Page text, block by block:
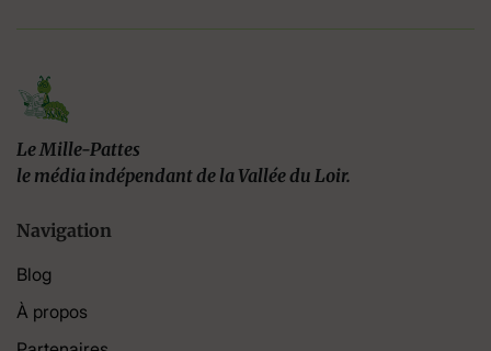
Le Mille-Pattes
le média indépendant de la Vallée du Loir.
Navigation
Blog
À propos